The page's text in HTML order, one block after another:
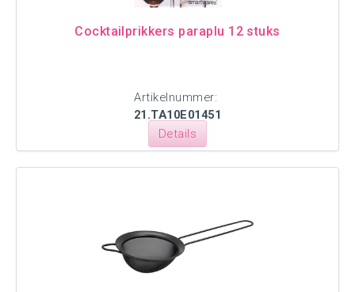
Cocktailprikkers paraplu 12 stuks
Artikelnummer:
21.TA10E01451
Details